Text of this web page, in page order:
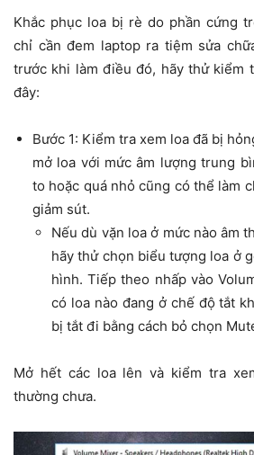
Khắc phục loa bị rè do phần cứng
chỉ cần đem laptop ra tiệm sửa
trước khi làm điều đó, hãy thử kiểm
đây:
Bước 1: Kiểm tra xem loa đã bị
mở loa với mức âm lượng trung
to hoặc quá nhỏ cũng có thể làm
giảm sút.
Nếu dù vặn loa ở mức nào âm
hãy thử chọn biểu tượng loa ở
hình. Tiếp theo nhấp vào
có loa nào đang ở chế độ tắt
bị tắt đi bằng cách bỏ chọn
Mở hết các loa lên và kiểm tra
thường chưa.